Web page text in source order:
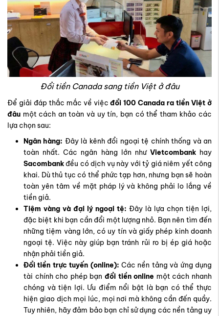
Đổi tiền Canada sang tiền Việt ở đâu
Để giải đáp thắc mắc về việcđổi 100 Canada ra tiền Việt ở
đâu một cách an toàn và uy tín, bạn có thể tham khảo các
lựa chọn sau:
Ngân hàng: Đây là kênh đổi ngoại tệ chính thống và an
toàn nhất. Các ngân hàng lớn như Vietcombankhay
Sacombank đều có dịch vụ này với tỷ giá niêm yết công
khai. Dù thủ tục có thể phức tạp hơn, nhưng bạn sẽ hoàn
toàn yên tâm về mặt pháp lý và không phải lo lắng về
tiền giả.
Tiệm vàng và đại lý ngoại tệ: Đây là lựa chọn tiện lợi,
đặc biệt khi bạn cần đổi một lượng nhỏ. Bạn nên tìm đến
những tiệm vàng lớn, có uy tín và giấy phép kinh doanh
ngoại tệ. Việc này giúp bạn tránh rủi ro bị ép giá hoặc
nhận phải tiền giả.
Đổi tiền trực tuyến (online): Các nền tảng và ứng dụng
tài chính cho phép bạn đổi tiền online một cách nhanh
chóng và tiện lợi. Ưu điểm nổi bật là bạn có thể thực
hiện giao dịch mọi lúc, mọi nơi mà không cần đến quầy.
Tuy nhiên, hãy đảm bảo bạn chỉ sử dụng các nền tảng uy